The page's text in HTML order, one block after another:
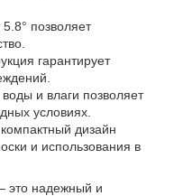
позволяет
гарантирует
и влаги позволяет
условиях.
дизайн
и использования в
это надежный и